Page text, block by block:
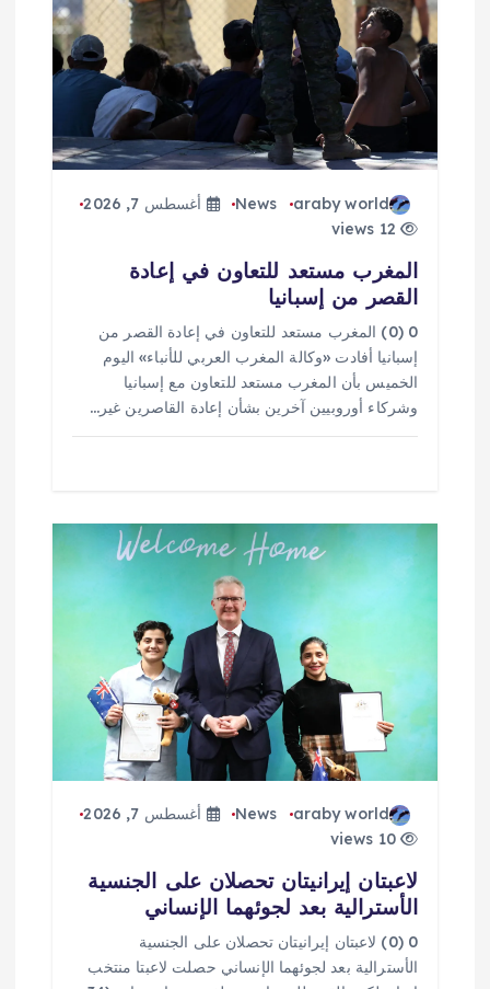
ت
araby world
News
أغسطس 7, 2026
12 views
المغرب مستعد للتعاون في إعادة
القصر من إسبانيا
0 (0) المغرب مستعد للتعاون في إعادة القصر من
إسبانيا أفادت «وكالة المغرب العربي للأنباء» اليوم
الخميس بأن المغرب مستعد للتعاون مع إسبانيا
وشركاء أوروبيين آخرين بشأن إعادة القاصرين غير…
araby world
News
أغسطس 7, 2026
10 views
لاعبتان إيرانيتان تحصلان على الجنسية
الأسترالية بعد لجوئهما الإنساني
0 (0) لاعبتان إيرانيتان تحصلان على الجنسية
الأسترالية بعد لجوئهما الإنساني حصلت لاعبتا منتخب